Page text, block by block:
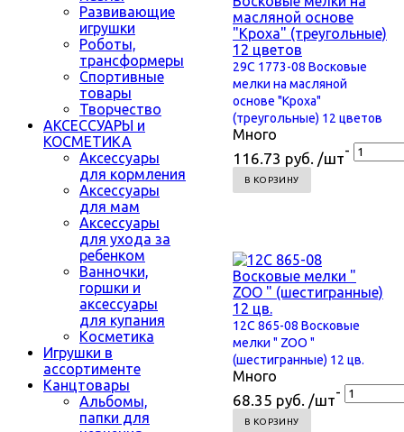
Развивающие
игрушки
Роботы,
трансформеры
Спортивные
товары
Творчество
АКСЕССУАРЫ и
КОСМЕТИКА
Аксессуары
для кормления
Аксессуары
для мам
Аксессуары
для ухода за
ребенком
Ванночки,
горшки и
аксессуары
для купания
Косметика
Игрушки в
ассортименте
Канцтовары
Альбомы,
папки для
29С 1773-08 Восковые
мелки на масляной
основе "Кроха"
(треугольные) 12 цветов
Много
116.73 руб. /шт-
В КОРЗИНУ
12С 865-08 Восковые
мелки " ZOO "
(шестигранные) 12 цв.
Много
68.35 руб. /шт-
В КОРЗИНУ